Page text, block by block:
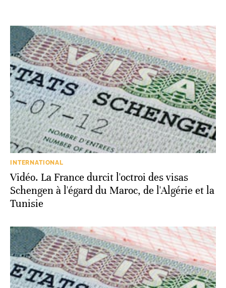
INTERNATIONAL
Vidéo. La France durcit l'octroi des visas
Schengen à l'égard du Maroc, de l'Algérie et la
Tunisie